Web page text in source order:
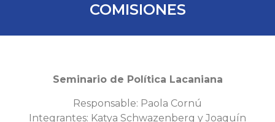
COMISIONES
Seminario de Política Lacaniana
Responsable: Paola Cornú
Integrantes: Katya Schwazenberg y Joaquín